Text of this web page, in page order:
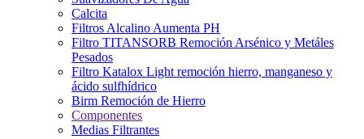
Calcita
Filtros Alcalino Aumenta PH
Filtro TITANSORB Remoción Arsénico y Metáles
Pesados
Filtro Katalox Light remoción hierro, manganeso y
ácido sulfhídrico
Birm Remoción de Hierro
Componentes
Medias Filtrantes